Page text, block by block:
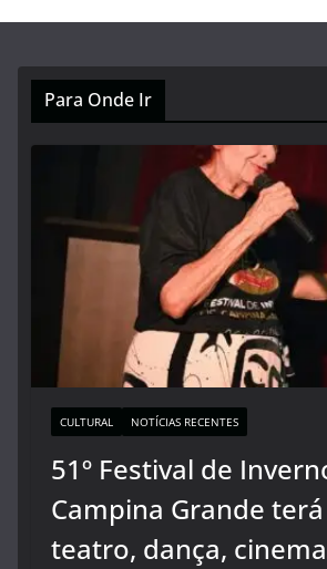
Para Onde Ir
CULTURAL NOTÍCIAS RECENTES
51º Festival de
Campina Grande
teatro, dança,